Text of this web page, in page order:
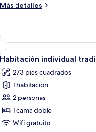
2
Más detalles
Más
doble
Deluxe,
2
matrimoniales
Abrir
todas
las
fotos
de
Habitación
individual
3
Habitación individual
273 pies cuadrados
1 habitación
2 personas
1 cama doble
Wifi gratuito